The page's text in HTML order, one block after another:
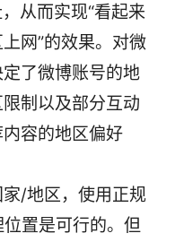
从而实现“看起来
网”的效果。对微
了微博账号的地
制以及部分互动
容的地区偏好
/地区，使用正规
置是可行的。但